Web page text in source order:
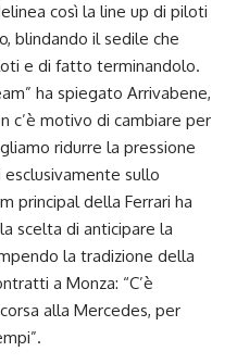
così la line up di piloti
blindando il sedile che
e di fatto terminandolo.
ha spiegato Arrivabene,
c’è motivo di cambiare per
ridurre la pressione
sullo
principal della Ferrari ha
scelta di anticipare la
la tradizione della
a Monza: “C’è
alla Mercedes, per